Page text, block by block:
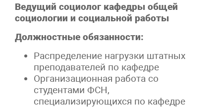
Ведущий социолог кафедры общей
социологии и социальной работы
Должностные обязанности:
Распределение нагрузки штатных
преподавателей по кафедре
Организационная работа со
студентами ФСН,
специализирующихся по кафедре